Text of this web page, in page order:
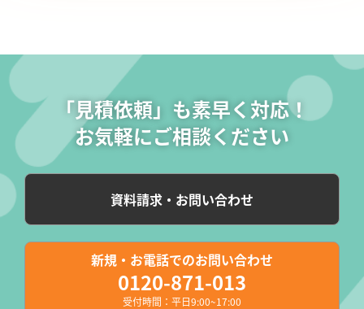
「見積依頼」も素早く対応！
お気軽にご相談ください
資料請求・お問い合わせ
新規・お電話でのお問い合わせ
0120-871-013
受付時間：平日9:00~17:00